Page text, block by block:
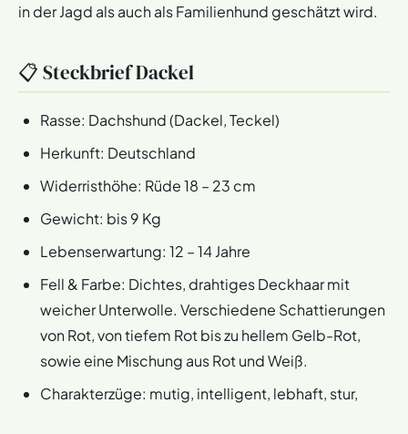
in der Jagd als auch als Familienhund geschätzt wird.
📋 Steckbrief Dackel
Rasse: Dachshund (Dackel, Teckel)
Herkunft: Deutschland
Widerristhöhe: Rüde 18 – 23 cm
Gewicht: bis 9 Kg
Lebenserwartung: 12 – 14 Jahre
Fell & Farbe: Dichtes, drahtiges Deckhaar mit
weicher Unterwolle. Verschiedene Schattierungen
von Rot, von tiefem Rot bis zu hellem Gelb-Rot,
sowie eine Mischung aus Rot und Weiß.
Charakterzüge: mutig, intelligent, lebhaft, stur,